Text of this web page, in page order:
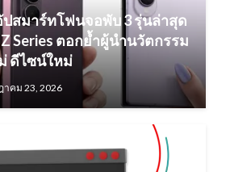
สมาร์ทโฟนจอพับ 3 รุ่นล่าสุด
Series ตอกย้ำผู้นำนวัตกรรม
ดีไซน์ใหม่
าคม 23, 2026